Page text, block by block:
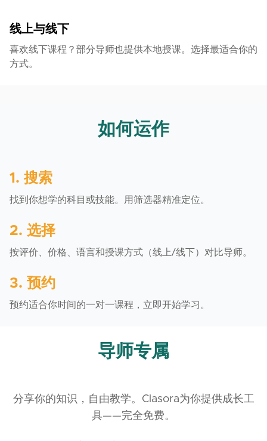
线上与线下
喜欢线下课程？部分导师也提供本地授课。选择最适合你的
方式。
如何运作
1. 搜索
找到你想学的科目或技能。用筛选器精准定位。
2. 选择
按评价、价格、语言和授课方式（线上/线下）对比导师。
3. 预约
预约适合你时间的一对一课程，立即开始学习。
导师专属
分享你的知识，自由教学。Clasora为你提供成长工
具——完全免费。